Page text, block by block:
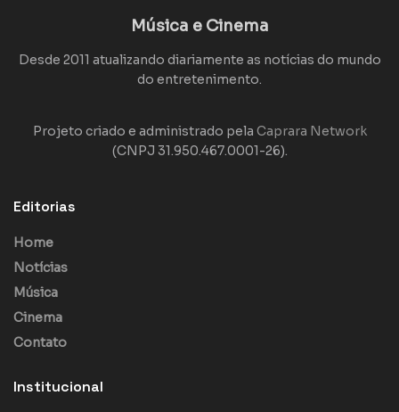
Música e Cinema
Desde 2011 atualizando diariamente as notícias do mundo
do entretenimento.
Projeto criado e administrado pela Caprara Network
(CNPJ 31.950.467.0001-26).
Editorias
Home
Notícias
Música
Cinema
Contato
Institucional